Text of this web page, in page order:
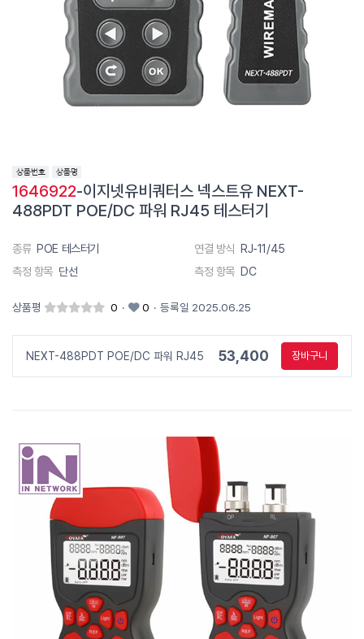
1646922-이지넷유비쿼터스 넥스트유 NEXT-
488PDT POE/DC 파워 RJ45 테스터기
종류 POE 테스터기 연결 방식 RJ-11/45
측정 항목 단선 측정 항목 DC
상품평 0 · 0 · 등록일 2025.06.25
NEXT-488PDT POE/DC 파워 RJ45 53,400 장바구니